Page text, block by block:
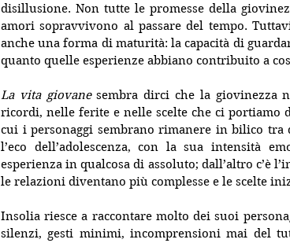
disillusione. Non tutte le promesse della
amori sopravvivono al passare del tempo.
anche una forma di maturità: la capacità di
quanto quelle esperienze abbiano contribuito a
La vita giovane sembra dirci che la giovinezza
ricordi, nelle ferite e nelle scelte che ci portiamo
cui i personaggi sembrano rimanere in bilico tra
l’eco dell’adolescenza, con la sua intensità
esperienza in qualcosa di assoluto; dall’altro c’è
le relazioni diventano più complesse e le scelte
Insolia riesce a raccontare molto dei suoi
silenzi, gesti minimi, incomprensioni mai del